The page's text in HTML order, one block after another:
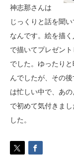
神志那さんは
じっくりと話を聞
なんです。絵を描
で描いてプレゼン
でした。ゆったり
んでしたが、その
は忙しい中で、あ
で初めて気付きま
した。